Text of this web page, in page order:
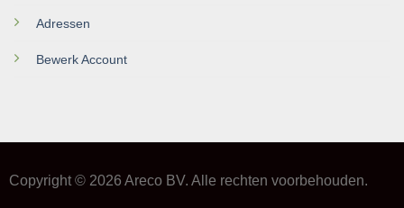
Adressen
Bewerk Account
Copyright © 2026 Areco BV. Alle rechten voorbehouden.